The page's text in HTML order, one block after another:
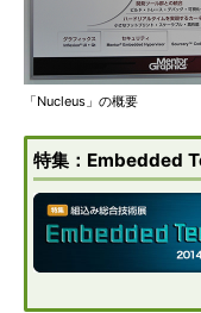
「Nucleus」の概要
特集：Embedded